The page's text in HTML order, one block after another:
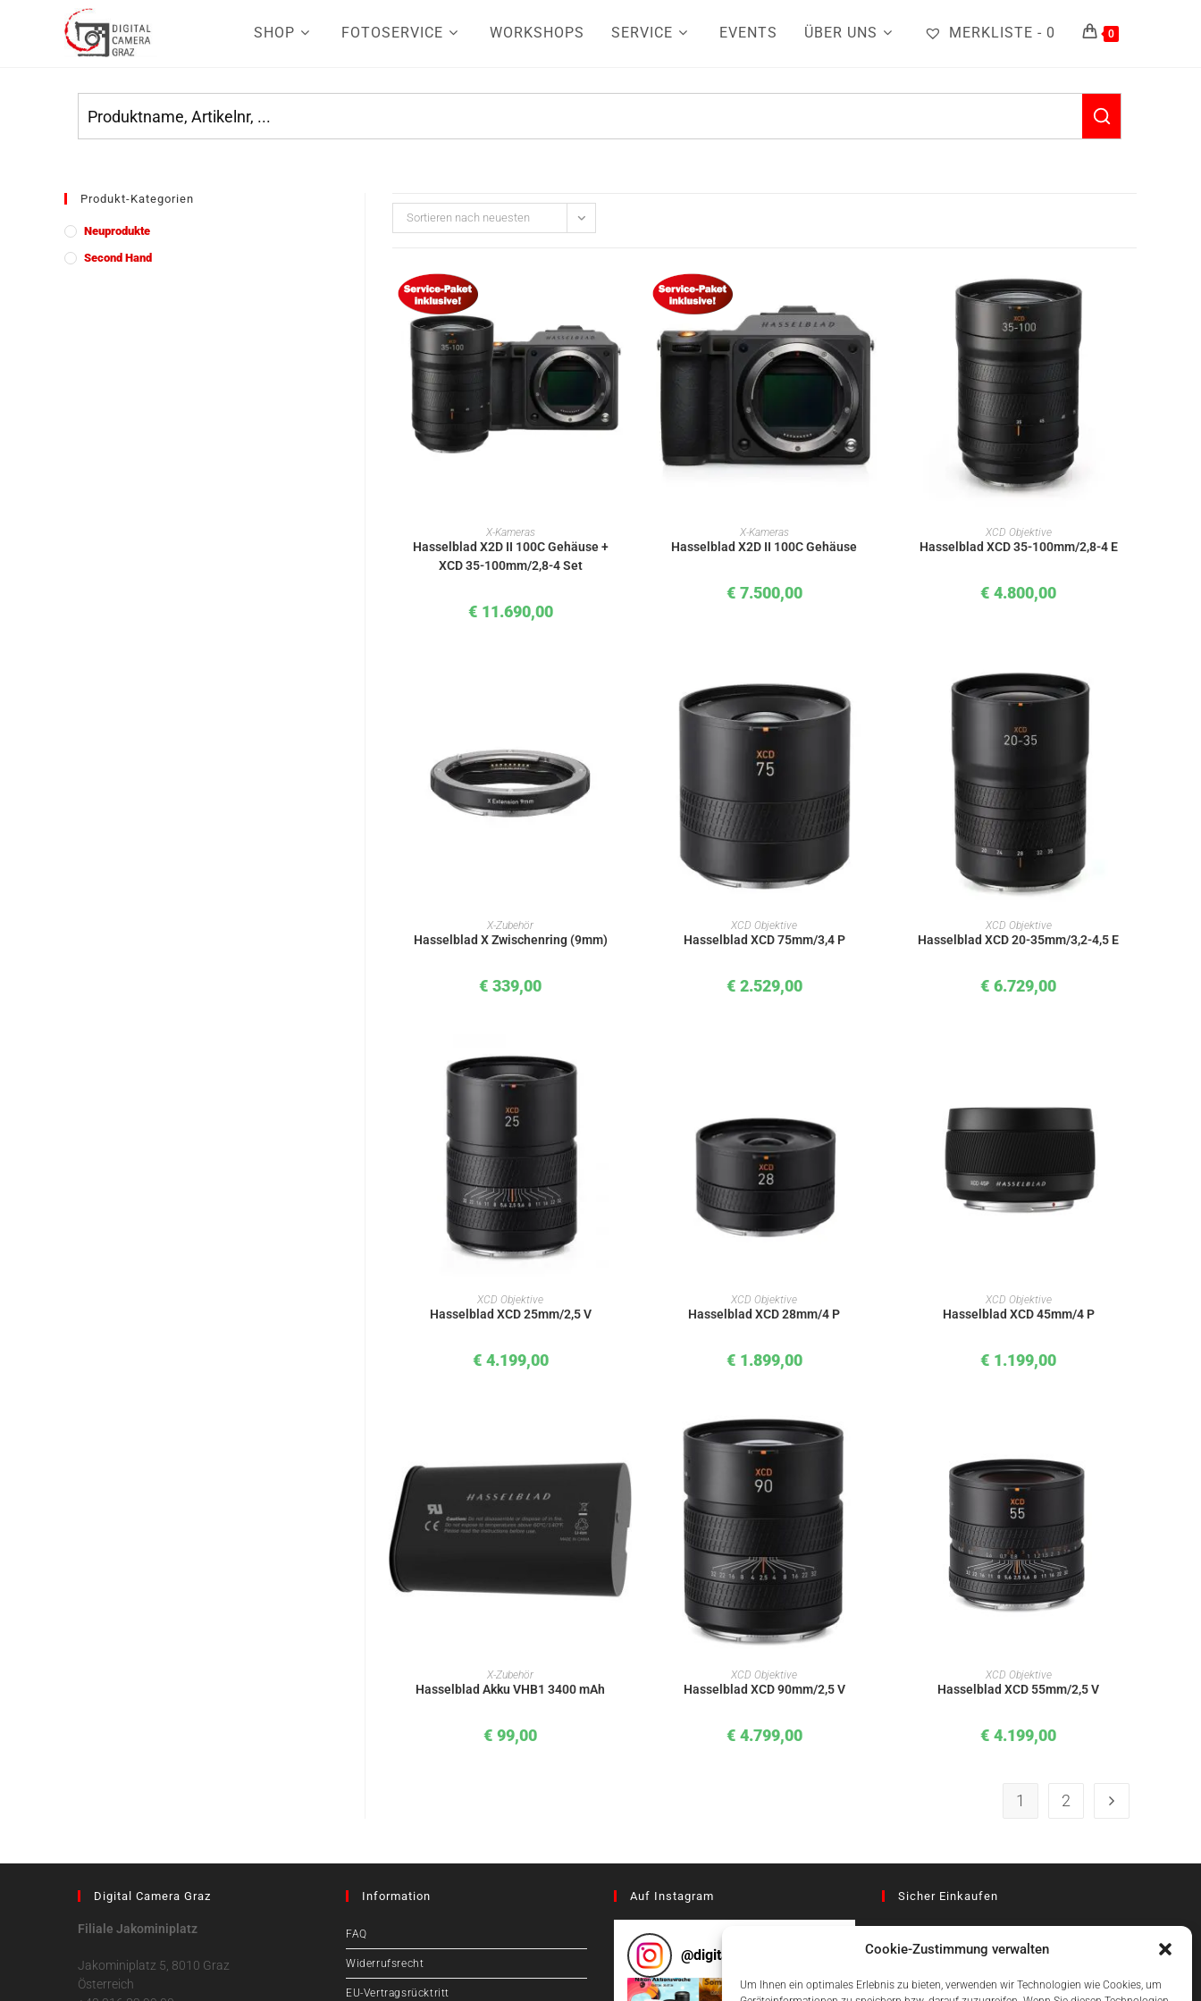
Cookie-Zustimmung verwalten
Um Ihnen ein optimales Erlebnis zu bieten, verwenden wir Technologien wie Cookies, um
SHOP FOTOSERVICE WORKSHOPS SERVICE EVENTS ÜBER UNS MERKLISTE - 0 0
Produkt-Kategorien
Neuprodukte
Second Hand
Sortieren nach neuesten
IN DEN WARENKORB
X-Kameras
Hasselblad X2D II 100C Gehäuse +
XCD 35-100mm/2,8-4 Set
€ 11.690,00
IN DEN WARENKORB
X-Kameras
Hasselblad X2D II 100C Gehäuse
€ 7.500,00
IN DEN WARENKORB
XCD Objektive
Hasselblad XCD 35-100mm/2,8-4 E
€ 4.800,00
IN DEN WARENKORB
X-Zubehör
Hasselblad X Zwischenring (9mm)
€ 339,00
IN DEN WARENKORB
XCD Objektive
Hasselblad XCD 75mm/3,4 P
€ 2.529,00
IN DEN WARENKORB
XCD Objektive
Hasselblad XCD 20-35mm/3,2-4,5 E
€ 6.729,00
IN DEN WARENKORB
XCD Objektive
Hasselblad XCD 25mm/2,5 V
€ 4.199,00
IN DEN WARENKORB
XCD Objektive
Hasselblad XCD 28mm/4 P
€ 1.899,00
IN DEN WARENKORB
XCD Objektive
Hasselblad XCD 45mm/4 P
€ 1.199,00
IN DEN WARENKORB
X-Zubehör
Hasselblad Akku VHB1 3400 mAh
€ 99,00
IN DEN WARENKORB
XCD Objektive
Hasselblad XCD 90mm/2,5 V
€ 4.799,00
IN DEN WARENKORB
XCD Objektive
Hasselblad XCD 55mm/2,5 V
€ 4.199,00
1 2
Digital Camera Graz
Filiale Jakominiplatz
Jakominiplatz 5, 8010 Graz
Österreich
Information
FAQ
Widerrufsrecht
EU-Vertragsrücktritt
Auf Instagram
@digitalcameragraz
Sicher Einkaufen